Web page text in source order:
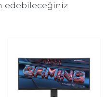
edebileceğiniz